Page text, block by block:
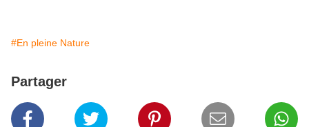
#En pleine Nature
Partager